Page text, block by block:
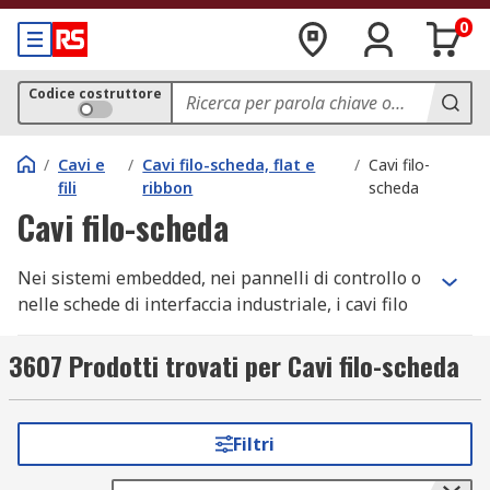
0
Codice costruttore
/ Cavi e
fili
/ Cavi filo-scheda, flat e
ribbon
/ Cavi filo-
scheda
Cavi filo-scheda
Nei sistemi embedded, nei pannelli di controllo o
nelle schede di interfaccia industriale, i cavi filo
soluzione standard per collegamenti rapidi,
ripetibili e affidabili tra cavi flessibili e circuiti
filo scheda certificati, progettati per resistere a
cicli intensivi di connessione/sconnessione,
3607 Prodotti trovati per Cavi filo-scheda
Filtri